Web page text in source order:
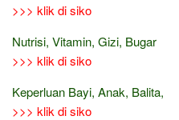
>>> klik di siko
Nutrisi, Vitamin, Gizi, Bugar
>>> klik di siko
Keperluan Bayi, Anak, Balita,
>>> klik di siko